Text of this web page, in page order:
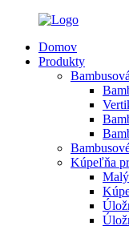
Domov
Produkty
Kúpeľňa